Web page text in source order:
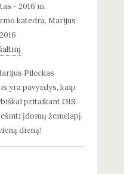
- 2016 m.
katedra, Marijus
Pileckas
yra pavyzdys, kaip
pritaikant GIS
įdomų žemėlapį.
dieną!